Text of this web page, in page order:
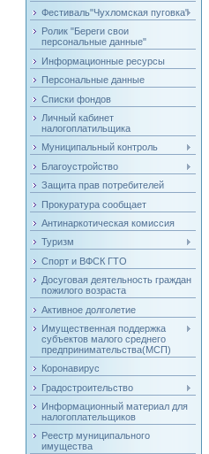
Фестиваль"Чухломская пуговка"
Ролик "Береги свои
персональные данные"
Информационные ресурсы
Персональные данные
Списки фондов
Личный кабинет
налогоплатильщика
Муниципальный контроль
Благоустройство
Защита прав потребителей
Прокуратура сообщает
Антинаркотическая комиссия
Туризм
Спорт и ВФСК ГТО
Досуговая деятельность граждан
пожилого возраста
Активное долголетие
Имущественная поддержка
субъектов малого среднего
предпринимательства(МСП)
Коронавирус
Градостроительство
Информационный материал для
налогоплательщиков
Реестр муниципального
имущества